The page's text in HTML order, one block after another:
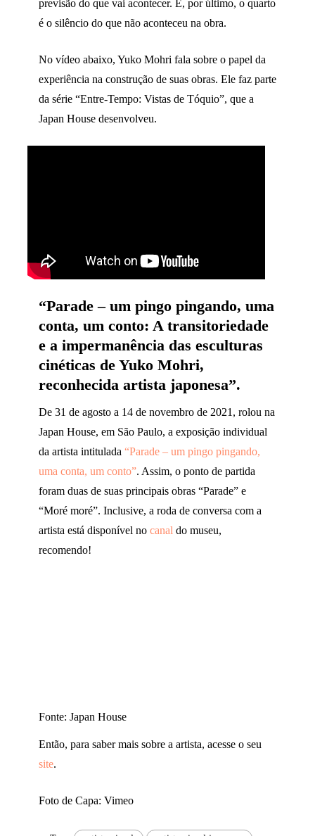
previsão do que vai acontecer. E, por último, o quarto
é o silêncio do que não aconteceu na obra.
No vídeo abaixo, Yuko Mohri fala sobre o papel da
experiência na construção de suas obras. Ele faz parte
da série “Entre-Tempo: Vistas de Tóquio”, que a
Japan House desenvolveu.
“Parade – um pingo pingando, uma
conta, um conto: A transitoriedade
e a impermanência das esculturas
cinéticas de Yuko Mohri,
reconhecida artista japonesa”.
De 31 de agosto a 14 de novembro de 2021, rolou na
Japan House, em São Paulo, a exposição individual
da artista intitulada “Parade – um pingo pingando,
uma conta, um conto”. Assim, o ponto de partida
foram duas de suas principais obras “Parade” e
“Moré moré”. Inclusive, a roda de conversa com a
artista está disponível no canal do museu,
recomendo!
Fonte: Japan House
Então, para saber mais sobre a artista, acesse o seu
site.
Foto de Capa: Vimeo